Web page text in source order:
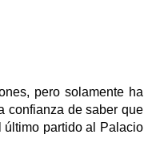
pero solamente ha
confianza de saber que
último partido al Palacio